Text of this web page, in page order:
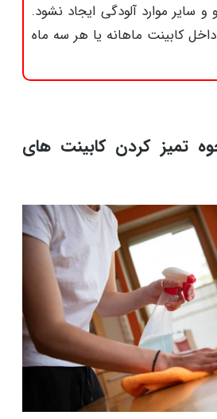
سایر موارد آلودگی ایجاد نشود.
کابینت ماهانه یا هر سه ماه
تمیز کردن کابینت های